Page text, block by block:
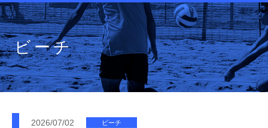
TOURNAMENT
大会情報・結果
実業団 ヤングクラブ
クラブ ソフト
大学 ビーチ
高校
ビーチ
2026/07/02 ビーチ